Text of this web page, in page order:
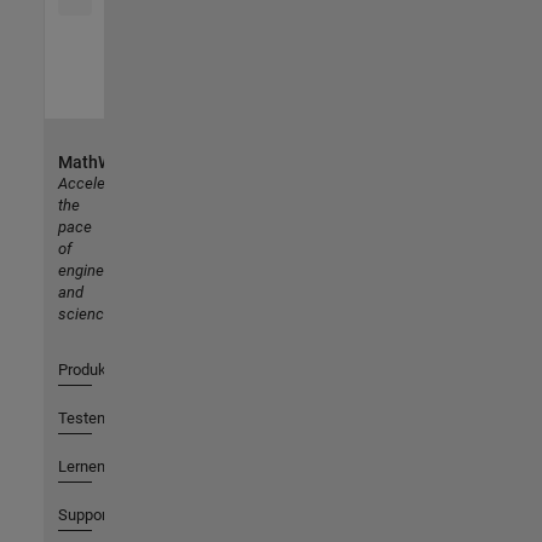
MathWorks
Accelerating
the
pace
of
engineering
and
science
Produkte
Testen oder Kaufen
Lernen
Support